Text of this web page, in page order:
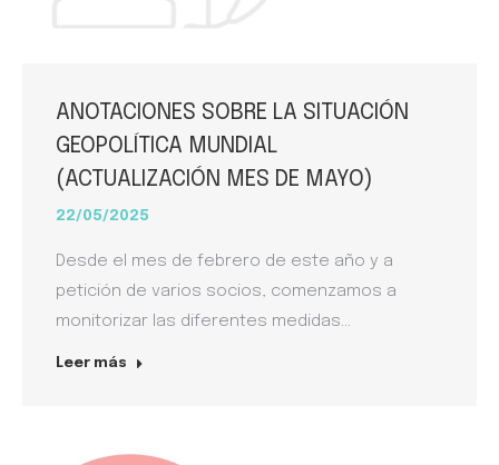
ANOTACIONES SOBRE LA SITUACIÓN
GEOPOLÍTICA MUNDIAL
(ACTUALIZACIÓN MES DE MAYO)
22/05/2025
Desde el mes de febrero de este año y a
petición de varios socios, comenzamos a
monitorizar las diferentes medidas…
Leer más